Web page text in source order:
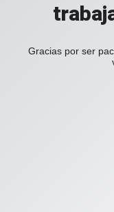
Gracias por ser